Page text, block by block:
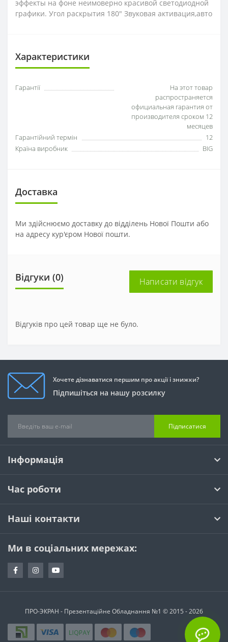
эффекты на фоне неимоверно красивой светодиодной
графики. Угол раскрытия 180" Звуковая активация,авто
Характеристики
Гарантії
На этот товар
распространяется
официальная гарантия от
производителя сроком 12
месяцев
Гарантійний термін
12
Країна виробник
BIG
Доставка
Ми здійснюємо доставку до відділень Нової Пошти або
на адресу кур'єром Нової пошти.
Відгуки (0) Написати відгук
Відгуків про цей товар ще не було.
Хочете дізнаватися першим про акції і знижки?
Підпишіться на нашу розсилку
Підписатися
Інформація
Час роботи
Наші контакти
Ми в соціальних мережах:
ПРО-ЭКРАН - Презентаційне Обладнання №1 © 2015 - 2026